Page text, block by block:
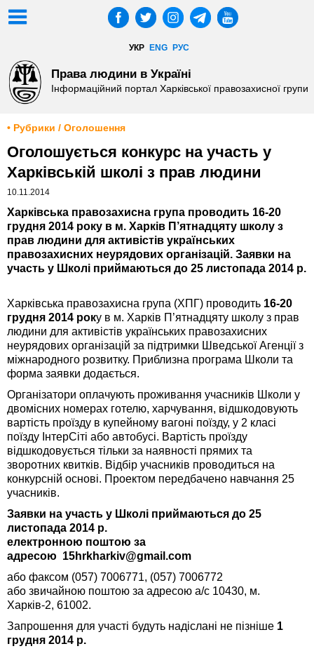
УКР ENG РУС
Права людини в Україні
Інформаційний портал Харківської правозахисної групи
• Рубрики / Оголошення
Оголошується конкурс на участь у
Харківській школі з прав людини
10.11.2014
Харківська правозахисна група проводить 16-20
грудня 2014 року в м. Харків П’ятнадцяту школу з
прав людини для активістів українських
правозахисних неурядових організацій. Заявки на
участь у Школі приймаються до 25 листопада 2014 р.
Харківська правозахисна група (ХПГ) проводить 16-20
грудня 2014 року в м. Харків П’ятнадцяту школу з прав
людини для активістів українських правозахисних
неурядових організацій за підтримки Шведської Агенції з
міжнародного розвитку. Приблизна програма Школи та
форма заявки додається.
Організатори оплачують проживання учасників Школи у
двомісних номерах готелю, харчування, відшкодовують
вартість проїзду в купейному вагоні поїзду, у 2 класі
поїзду ІнтерСіті або автобусі. Вартість проїзду
відшкодовується тільки за наявності прямих та
зворотних квитків. Відбір учасників проводиться на
конкурсній основі. Проектом передбачено навчання 25
учасників.
Заявки на участь у Школі приймаються до 25
листопада 2014 р.
електронною поштою за
адресою 15hrkharkiv@gmail.com
або факсом (057) 7006771, (057) 7006772
або звичайною поштою за адресою а/с 10430, м.
Харків-2, 61002.
Запрошення для участі будуть надіслані не пізніше 1
грудня 2014 р.